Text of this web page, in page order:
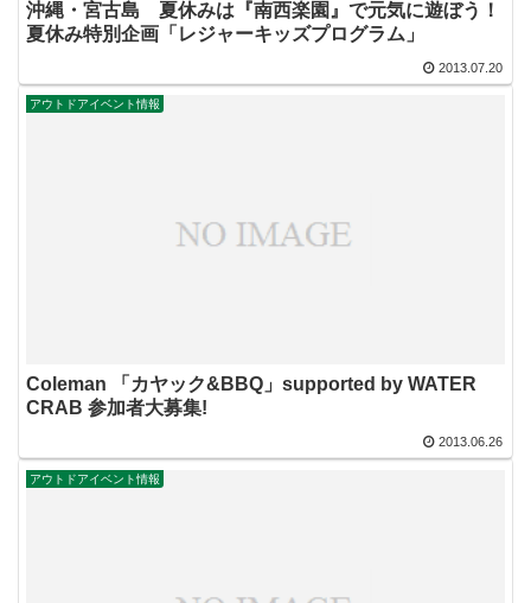
沖縄・宮古島 夏休みは『南西楽園』で元気に遊ぼう！
夏休み特別企画「レジャーキッズプログラム」
2013.07.20
アウトドアイベント情報
Coleman 「カヤック&BBQ」supported by WATER
CRAB 参加者大募集!
2013.06.26
アウトドアイベント情報